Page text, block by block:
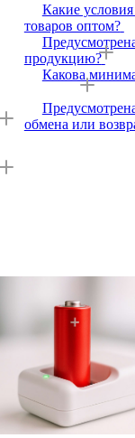
Какие
товаров оптом?
продукцию?
Какова
обмена или